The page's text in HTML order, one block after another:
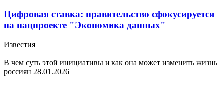
Цифровая ставка: правительство сфокусируется
на нацпроекте "Экономика данных"
Известия
В чем суть этой инициативы и как она может изменить жизнь
россиян 28.01.2026